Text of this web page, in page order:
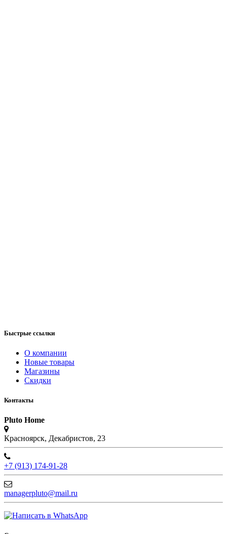
Быстрые ссылки
О компании
Новые товары
Магазины
Скидки
Контакты
Pluto Home
Красноярск, Декабристов, 23
+7 (913) 174-91-28
managerpluto@mail.ru